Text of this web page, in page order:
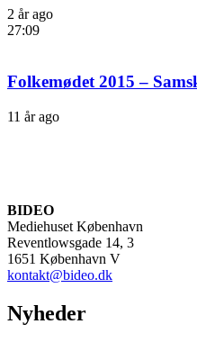
2 år ago
27:09
Folkemødet 2015 –
11 år ago
BIDEO
Mediehuset København
Reventlowsgade 14, 3
1651 København V
kontakt@bideo.dk
Nyheder